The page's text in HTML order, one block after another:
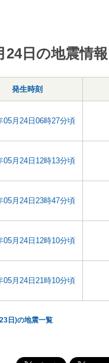
24日の地震情報
発生時刻
05月24日06時27分頃
05月24日12時13分頃
05月24日23時47分頃
05月24日12時10分頃
05月24日21時10分頃
日)の地震一覧